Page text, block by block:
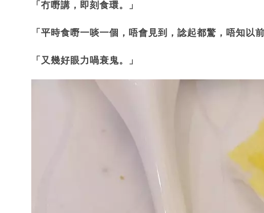
「冇嘢講，即刻食環。」
「平時食嘢一啖一個，唔會見到，諗起都驚，唔知以
「又幾好眼力喎衰鬼。」